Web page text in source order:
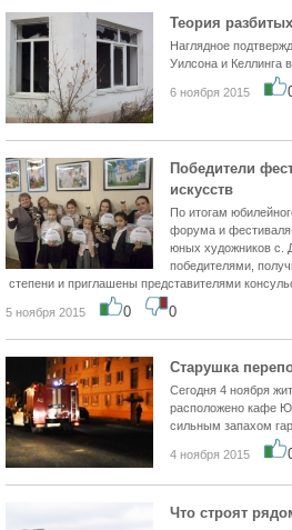
Теория
Наглядное
Уилсона и Келлинга
6 ноября 2015
Победители
искусств
По итогам
форума и
юных художников с.
победителями,
степени и приглашены представителями
5 ноября 2015 0 0
Старушка
Сегодня 4 ноября
расположено кафе
сильным запахом
4 ноября 2015
Что строят